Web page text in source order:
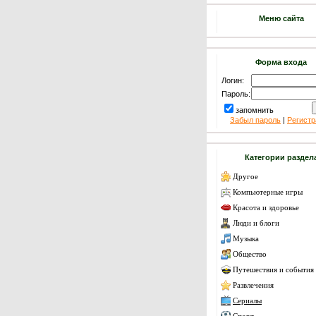
Меню сайта
Форма входа
Логин:
Пароль:
запомнить
Забыл пароль |
Категории
Другое
Компьютерные игры
Красота и здоровье
Люди и блоги
Музыка
Общество
Путешествия и события
Развлечения
Сериалы